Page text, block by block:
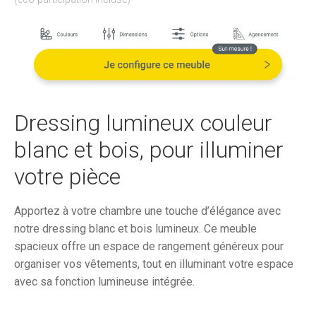
initial
était :
3
944,71€.
est :
2
Dressing lumineux couleur
blanc et bois, pour illuminer
votre pièce
Apportez à votre chambre une touche d’élégance avec
notre dressing blanc et bois lumineux. Ce meuble
spacieux offre un espace de rangement généreux pour
organiser vos vêtements, tout en illuminant votre espace
avec sa fonction lumineuse intégrée.